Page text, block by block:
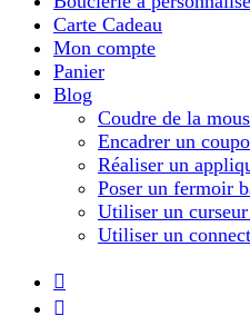
Carte Cadeau
Mon compte
Panier
Blog
Coudre de la
Encadrer un
Réaliser un
Poser un fermoir
Utiliser un
Utiliser un